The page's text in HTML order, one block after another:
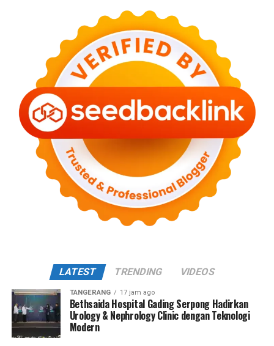
LATEST TRENDING VIDEOS
TANGERANG 17 jam ago
Bethsaida Hospital Gading Serpong Hadirkan
Urology & Nephrology Clinic dengan Teknologi
Modern